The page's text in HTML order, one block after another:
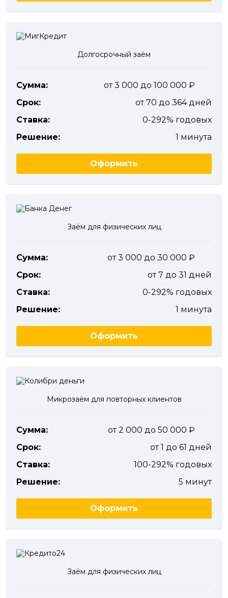
Долгосрочный заём
Сумма:
от 3 000 до 100 000
Срок:
от 70 до 364 дней
Ставка:
0-292% годовых
Решение:
1 минута
Оформить
Заём для физических лиц
Сумма:
от 3 000 до 30 000
Срок:
от 7 до 31 дней
Ставка:
0-292% годовых
Решение:
1 минута
Оформить
Микрозаём для повторных клиентов
Сумма:
от 2 000 до 50 000
Срок:
от 1 до 61 дней
Ставка:
100-292% годовых
Решение:
5 минут
Оформить
Заём для физических лиц